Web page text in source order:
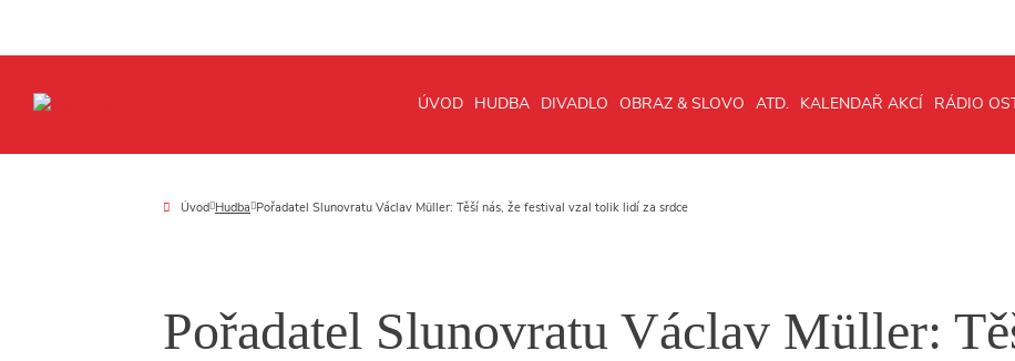
ÚVOD HUDBA DIVADLO OBRAZ & SLOVO ATD. KALENDAŘ AKCÍ RÁDIO
Úvod Hudba Pořadatel Slunovratu Václav Müller: Těší nás, že festival vzal tolik lidí za srdce
Pořadatel Slunovratu Václav Müller: